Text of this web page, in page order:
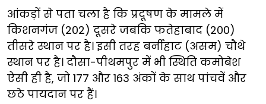
आंकड़ों से पता चला है कि प्रदूषण के मामले में
किशनगंज (202) दूसरे जबकि फतेहाबाद (200)
तीसरे स्थान पर है। इसी तरह बर्नीहाट (असम) चौथे
स्थान पर है। दौसा-पीथमपुर में भी स्थिति कमोबेश
ऐसी ही है, जो 177 और 163 अंकों के साथ पांचवें और
छठे पायदान पर हैं।